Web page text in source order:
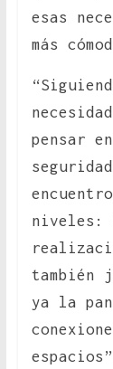
esas
más
pensar
niveles:
también
ya la